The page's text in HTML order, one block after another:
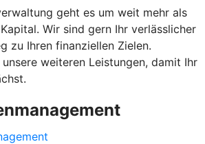
geht es um weit mehr als
Wir sind gern Ihr verlässlicher
zu Ihren finanziellen Zielen.
weiteren Leistungen, damit Ihr